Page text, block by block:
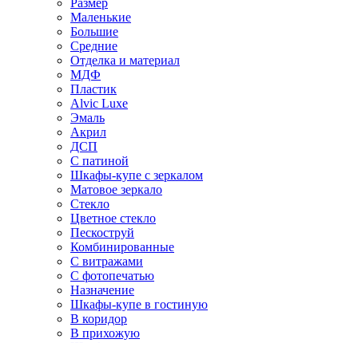
Размер
Маленькие
Большие
Средние
Отделка и материал
МДФ
Пластик
Alvic Luxe
Эмаль
Акрил
ДСП
С патиной
Шкафы-купе с зеркалом
Матовое зеркало
Стекло
Цветное стекло
Пескоструй
Комбинированные
С витражами
С фотопечатью
Назначение
Шкафы-купе в гостиную
В коридор
В прихожую